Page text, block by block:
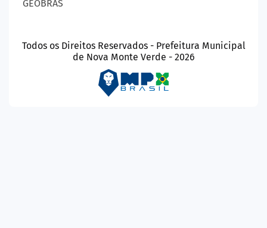
GEOBRAS
Todos os Direitos Reservados - Prefeitura Municipal
de Nova Monte Verde - 2026